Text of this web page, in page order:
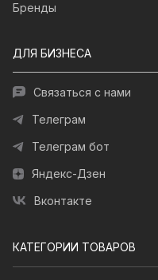
Бренды
ДЛЯ БИЗНЕСА
Связаться с нами
Телеграм
Телеграм бот
Яндекс-Дзен
Вконтакте
КАТЕГОРИИ ТОВАРОВ